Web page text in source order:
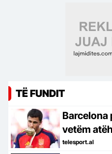
TË FUNDIT
Barcelona
vetëm
për
telesport.al